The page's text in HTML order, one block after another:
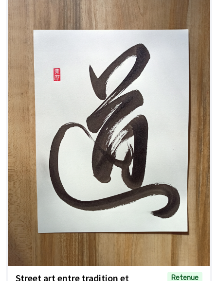
Street art entre tradition et
Retenue